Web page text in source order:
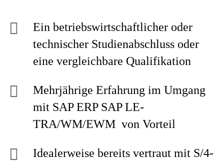
Ein betriebswirtschaftlicher oder
technischer Studienabschluss oder
eine vergleichbare Qualifikation
Mehrjährige Erfahrung im Umgang
mit SAP ERP SAP LE-
TRA/WM/EWM von Vorteil
Idealerweise bereits vertraut mit S/4-